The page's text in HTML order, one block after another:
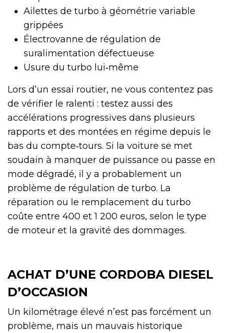
Ailettes de turbo à géométrie variable
grippées
Électrovanne de régulation de
suralimentation défectueuse
Usure du turbo lui‑même
Lors d’un essai routier, ne vous contentez pas
de vérifier le ralenti : testez aussi des
accélérations progressives dans plusieurs
rapports et des montées en régime depuis le
bas du compte‑tours. Si la voiture se met
soudain à manquer de puissance ou passe en
mode dégradé, il y a probablement un
problème de régulation de turbo. La
réparation ou le remplacement du turbo
coûte entre 400 et 1 200 euros, selon le type
de moteur et la gravité des dommages.
ACHAT D’UNE CORDOBA DIESEL
D’OCCASION
Un kilométrage élevé n’est pas forcément un
problème, mais un mauvais historique